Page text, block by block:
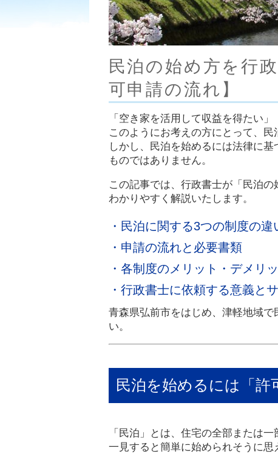
民泊の始め方を行
可申請の流れ】
「空き家を活用して収益を得たい
このようにお考えの方にとって、民
しかし、民泊を始めるには法律に
ものではありません。
この記事では、行政書士が「民泊の
わかりやすく解説いたします。
・民泊に関する3つの制度の
・申請の流れと必要書類
・各制度のメリット・デメリ
・行政書士に依頼する意義と
青森県弘前市をはじめ、津軽地域
い。
民泊を始めるには「許
「民泊」とは、住宅の全部または
一見すると簡単に始められそうに